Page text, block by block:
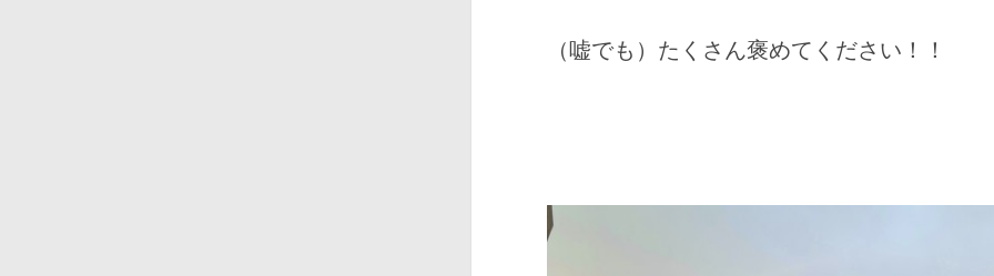
（嘘でも）たくさん褒めてください！！